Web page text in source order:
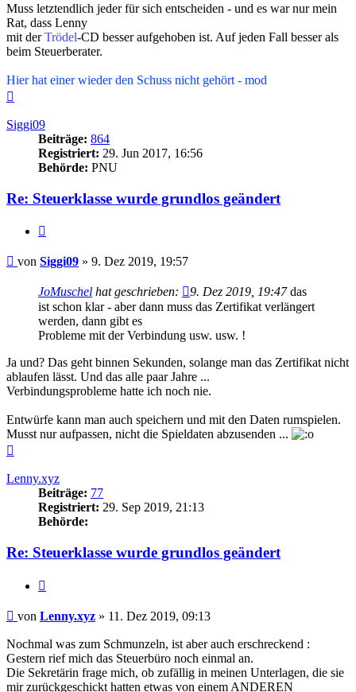
Muss letztendlich jeder für sich entscheiden - und es war nur mein
Rat, dass Lenny
mit derTrödel-CD besser aufgehoben ist. Auf jeden Fall besser als
beim Steuerberater.
Hier hat einer wieder den Schuss nicht gehört - mod
Siggi09
Beiträge: 864
Registriert: 29. Jun 2017, 16:56
Behörde: PNU
Re: Steuerklasse wurde grundlos geändert
Beitrag
von Siggi09 » 9. Dez 2019, 19:57
JoMuschel hat geschrieben: 9. Dez 2019, 19:47das
ist schon klar - aber dann muss das Zertifikat verlängert
werden, dann gibt es
Probleme mit der Verbindung usw. usw. !
Ja und? Das geht binnen Sekunden, solange man das Zertifikat nicht
ablaufen lässt. Und das alle paar Jahre ...
Verbindungsprobleme hatte ich noch nie.
Entwürfe kann man auch speichern und mit den Daten rumspielen.
Musst nur aufpassen, nicht die Spieldaten abzusenden ...
Lenny.xyz
Beiträge: 77
Registriert: 29. Sep 2019, 21:13
Behörde:
Re: Steuerklasse wurde grundlos geändert
Beitrag
von Lenny.xyz » 11. Dez 2019, 09:13
Nochmal was zum Schmunzeln, ist aber auch erschreckend :
Gestern rief mich das Steuerbüro noch einmal an.
Die Sekretärin frage mich, ob zufällig in meinen Unterlagen, die sie
mir zurückgeschickt hatten etwas von einem ANDEREN